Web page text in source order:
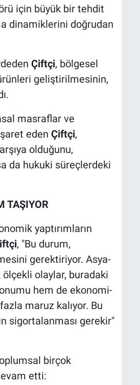
için büyük bir tehdit
dinamiklerini doğrudan
Çiftçi, bölgesel
geliştirilmesinin,
masraflar ve
eden Çiftçi,
olduğunu,
da hukuki süreçlerdeki
TAŞIYOR
yaptırımların
, "Bu durum,
gerektiriyor. Asya-
olaylar, buradaki
hem de ekonomi-
maruz kalıyor. Bu
sigortalanması gerekir"
birçok
etti: